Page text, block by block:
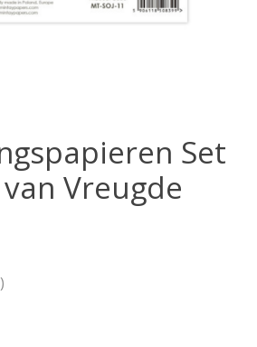
Set
Vreugde
dit product is